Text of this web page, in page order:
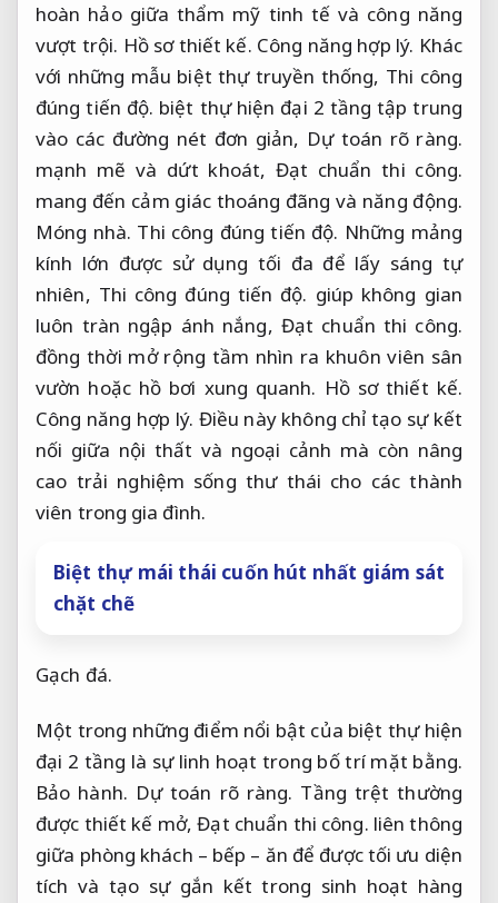
hoàn hảo giữa thẩm mỹ tinh tế và công năng
vượt trội. Hồ sơ thiết kế. Công năng hợp lý. Khác
với những mẫu biệt thự truyền thống, Thi công
đúng tiến độ. biệt thự hiện đại 2 tầng tập trung
vào các đường nét đơn giản, Dự toán rõ ràng.
mạnh mẽ và dứt khoát, Đạt chuẩn thi công.
mang đến cảm giác thoáng đãng và năng động.
Móng nhà. Thi công đúng tiến độ. Những mảng
kính lớn được sử dụng tối đa để lấy sáng tự
nhiên, Thi công đúng tiến độ. giúp không gian
luôn tràn ngập ánh nắng, Đạt chuẩn thi công.
đồng thời mở rộng tầm nhìn ra khuôn viên sân
vườn hoặc hồ bơi xung quanh. Hồ sơ thiết kế.
Công năng hợp lý. Điều này không chỉ tạo sự kết
nối giữa nội thất và ngoại cảnh mà còn nâng
cao trải nghiệm sống thư thái cho các thành
viên trong gia đình.
Biệt thự mái thái cuốn hút nhất giám sát
chặt chẽ
Gạch đá.
Một trong những điểm nổi bật của biệt thự hiện
đại 2 tầng là sự linh hoạt trong bố trí mặt bằng.
Bảo hành. Dự toán rõ ràng. Tầng trệt thường
được thiết kế mở,Đạt chuẩn thi công. liên thông
giữa phòng khách – bếp – ăn để được tối ưu diện
tích và tạo sự gắn kết trong sinh hoạt hàng